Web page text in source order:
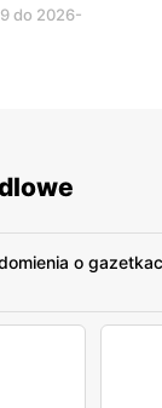
do 2026-
o